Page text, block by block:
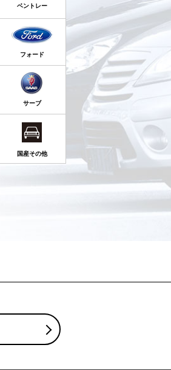
ベントレー
フォード
サーブ
国産その他